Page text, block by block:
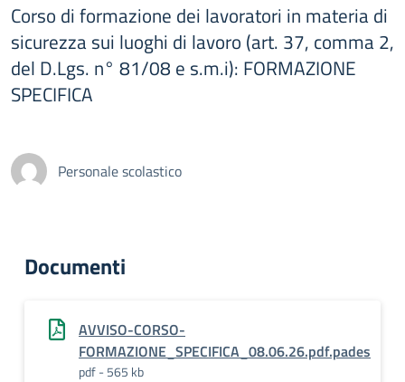
Corso di formazione dei lavoratori in materia di
sicurezza sui luoghi di lavoro (art. 37, comma 2,
del D.Lgs. n° 81/08 e s.m.i): FORMAZIONE
SPECIFICA
Personale scolastico
Documenti
AVVISO-CORSO-
FORMAZIONE_SPECIFICA_08.06.26.pdf.pades
pdf - 565 kb